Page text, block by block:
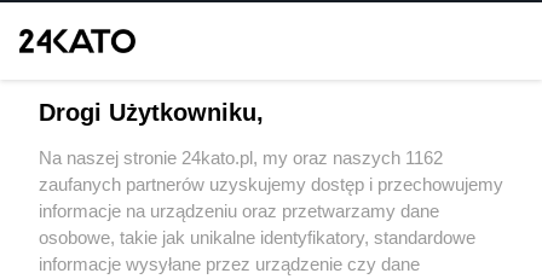
Wydawca mediów lokalnych
Drogi Użytkowniku,
Na naszej stronie 24kato.pl, my oraz naszych 1162
zaufanych partnerów uzyskujemy dostęp i przechowujemy
informacje na urządzeniu oraz przetwarzamy dane
osobowe, takie jak unikalne identyfikatory, standardowe
informacje wysyłane przez urządzenie czy dane